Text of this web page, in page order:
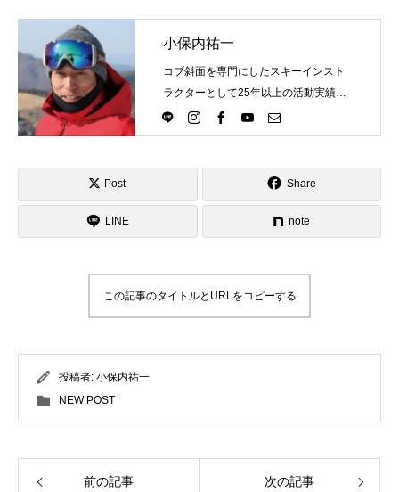
小保内祐一
コブ斜面を専門にしたスキーインスト
ラクターとして25年以上の活動実績。
Directlineスキースクール代表として、
スキーインストラクターが職業選択の
Post Share
LINE note
この記事のタイトルとURLをコピーする
投稿者: 小保内祐一
NEW POST
前の記事 次の記事